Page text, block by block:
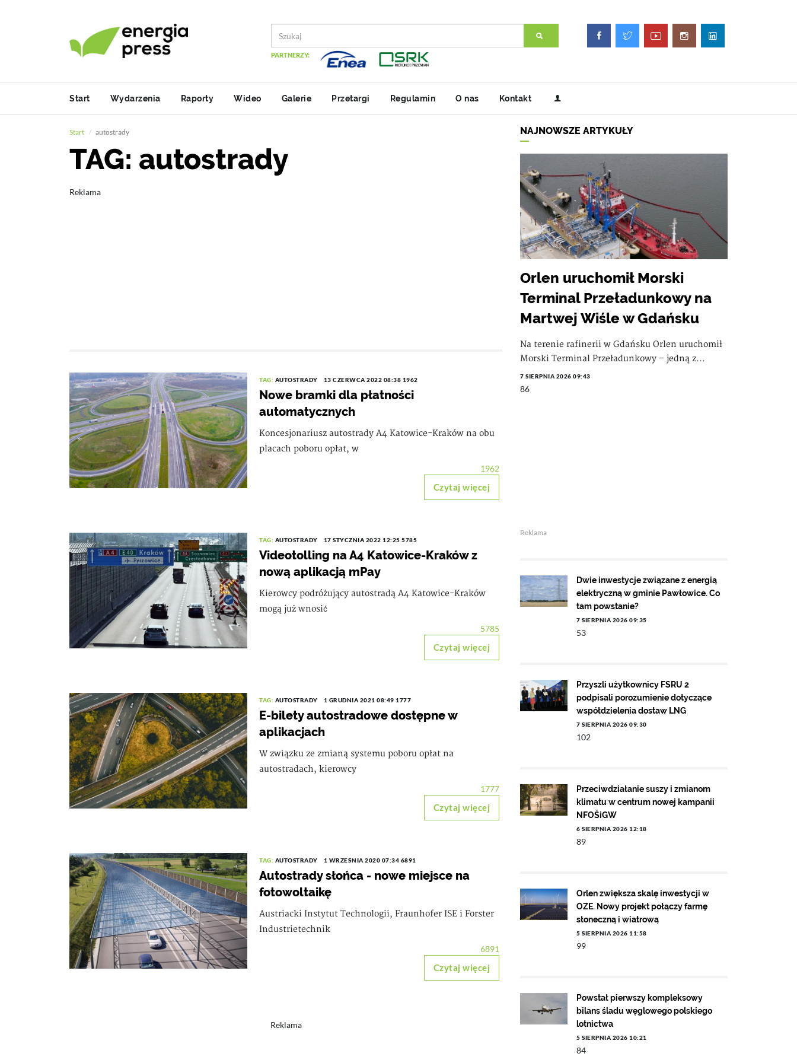
PARTNERZY:
Start Wydarzenia Raporty Wideo Galerie Przetargi Regulamin O nas Kontakt
Start autostrady
TAG: autostrady
Reklama
TAG: AUTOSTRADY 13 CZERWCA 2022 08:38 1962
Nowe bramki dla płatności
automatycznych
Koncesjonariusz autostrady A4 Katowice-Kraków na obu
placach poboru opłat, w
1962
Czytaj więcej
TAG: AUTOSTRADY 17 STYCZNIA 2022 12:25 5785
Videotolling na A4 Katowice-Kraków z
nową aplikacją mPay
Kierowcy podróżujący autostradą A4 Katowice-Kraków
mogą już wnosić
5785
Czytaj więcej
TAG: AUTOSTRADY 1 GRUDNIA 2021 08:49 1777
E-bilety autostradowe dostępne w
aplikacjach
W związku ze zmianą systemu poboru opłat na
autostradach, kierowcy
1777
Czytaj więcej
TAG: AUTOSTRADY 1 WRZEŚNIA 2020 07:34 6891
Autostrady słońca - nowe miejsce na
fotowoltaikę
Austriacki Instytut Technologii, Fraunhofer ISE i Forster
Industrietechnik
6891
Czytaj więcej
Reklama
NAJNOWSZE ARTYKUŁY
Orlen uruchomił Morski
Terminal Przeładunkowy na
Martwej Wiśle w Gdańsku
Na terenie rafinerii w Gdańsku Orlen uruchomił
Morski Terminal Przeładunkowy – jedną z...
7 SIERPNIA 2026 09:43
86
Reklama
Dwie inwestycje związane z energią
elektryczną w gminie Pawłowice. Co
tam powstanie?
7 SIERPNIA 2026 09:35
53
Przyszli użytkownicy FSRU 2
podpisali porozumienie dotyczące
współdzielenia dostaw LNG
7 SIERPNIA 2026 09:30
102
Przeciwdziałanie suszy i zmianom
klimatu w centrum nowej kampanii
NFOŚiGW
6 SIERPNIA 2026 12:18
89
Orlen zwiększa skalę inwestycji w
OZE. Nowy projekt połączy farmę
słoneczną i wiatrową
5 SIERPNIA 2026 11:58
99
Powstał pierwszy kompleksowy
bilans śladu węglowego polskiego
lotnictwa
5 SIERPNIA 2026 10:21
84